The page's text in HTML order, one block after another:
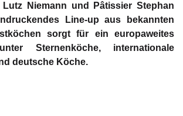
Niemann und Pâtissier Stephan
Line-up aus bekannten
sorgt für ein europaweites
Sternenköche, internationale
deutsche Köche.